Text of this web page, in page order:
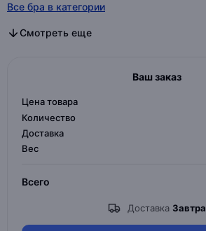
Все бра в категории
Все бра светодиодные в категории
Все бра в категории
Смотреть еще
Ваш заказ
Цена товара
Количество
Доставка
Вес
Всего
Доставка Завтра